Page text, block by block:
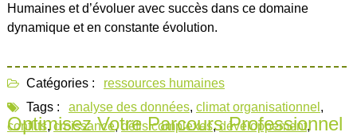
Humaines et d’évoluer avec succès dans ce domaine
dynamique et en constante évolution.
Catégories :
ressources humaines
Tags :
analyse des données, climat organisationnel ,
conflits,croissance,défis complexes,développement,
Optimisez Votre Parcours Professionnel